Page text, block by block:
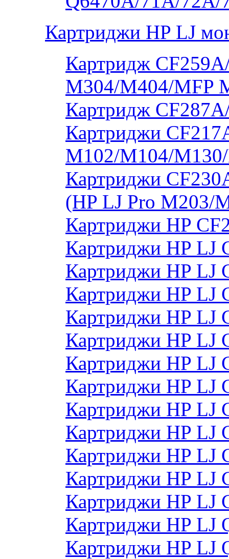
Картриджи HP LJ
Картридж
M304/M404/MFP
Картридж
Картриджи
M102/M104/
Картриджи
(HP LJ Pro M203/
Картриджи HP
Картриджи HP LJ
Картриджи HP LJ
Картриджи HP LJ
Картриджи HP LJ
Картриджи HP LJ
Картриджи HP LJ
Картриджи HP LJ
Картриджи HP LJ
Картриджи HP LJ
Картриджи HP LJ
Картриджи HP LJ
Картриджи HP LJ
Картриджи HP LJ
Картриджи HP LJ